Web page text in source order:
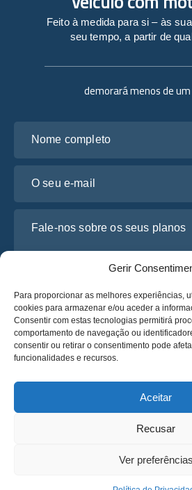
Gerir
Para proporcionar as melhores experiências,
cookies para armazenar e/ou aceder a
Consentir com estas tecnologias permitirá
comportamento de navegação ou
consentir ou retirar o consentimento pode
funcionalidades e recursos.
Aceitar
Recusar
Ver preferências
Política de Privacidade
Termos e
demorará menos de
Li e concordo com a
Obtenha um
Obtenha um
Feito à medida para si – às
seu tempo, a partir de